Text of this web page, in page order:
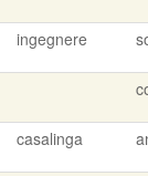
ingegnere
casalinga